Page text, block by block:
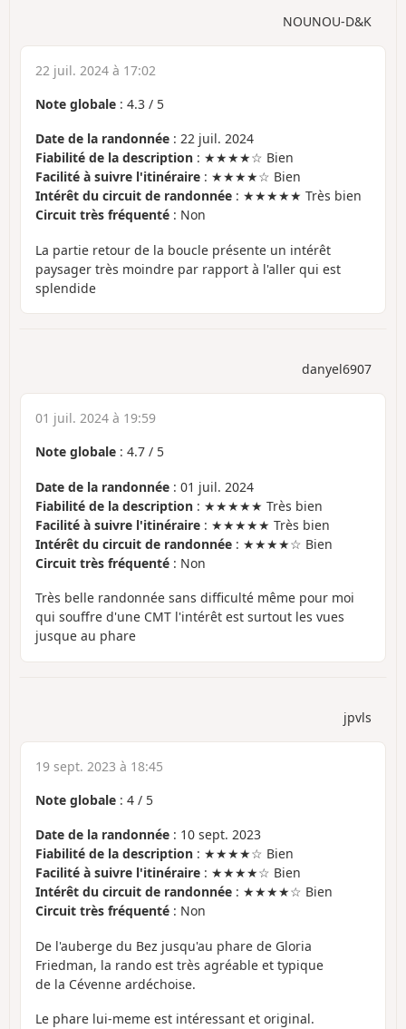
NOUNOU-D&K
22 juil. 2024 à 17:02
Note globale : 4.3 / 5
Date de la randonnée : 22 juil. 2024
Fiabilité de la description : ★★★★☆ Bien
Facilité à suivre l'itinéraire : ★★★★☆ Bien
Intérêt du circuit de randonnée : ★★★★★ Très bien
Circuit très fréquenté : Non
La partie retour de la boucle présente un intérêt
paysager très moindre par rapport à l'aller qui est
splendide
danyel6907
01 juil. 2024 à 19:59
Note globale : 4.7 / 5
Date de la randonnée : 01 juil. 2024
Fiabilité de la description : ★★★★★ Très bien
Facilité à suivre l'itinéraire : ★★★★★ Très bien
Intérêt du circuit de randonnée : ★★★★☆ Bien
Circuit très fréquenté : Non
Très belle randonnée sans difficulté même pour moi
qui souffre d'une CMT l'intérêt est surtout les vues
jusque au phare
jpvls
19 sept. 2023 à 18:45
Note globale : 4 / 5
Date de la randonnée : 10 sept. 2023
Fiabilité de la description : ★★★★☆ Bien
Facilité à suivre l'itinéraire : ★★★★☆ Bien
Intérêt du circuit de randonnée : ★★★★☆ Bien
Circuit très fréquenté : Non
De l'auberge du Bez jusqu'au phare de Gloria
Friedman, la rando est très agréable et typique
de la Cévenne ardéchoise.
Le phare lui-meme est intéressant et original.